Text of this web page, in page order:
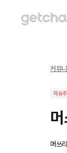
커뮤
자유
머쓰리